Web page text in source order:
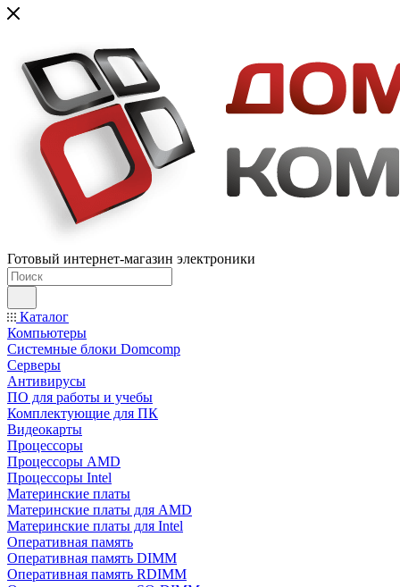
Готовый интернет-магазин электроники
Каталог
Компьютеры
Системные блоки Domcomp
Серверы
Антивирусы
ПО для работы и учебы
Комплектующие для ПК
Видеокарты
Процессоры
Процессоры AMD
Процессоры Intel
Материнские платы
Материнские платы для AMD
Материнские платы для Intel
Оперативная память
Оперативная память DIMM
Оперативная память RDIMM